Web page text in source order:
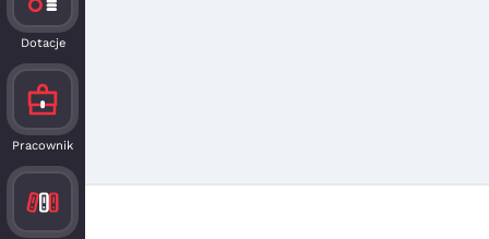
Dotacje
Pracownik